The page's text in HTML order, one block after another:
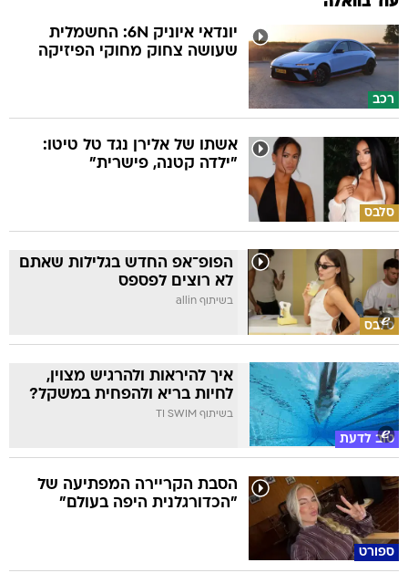
רכב
יונדאי איוניק 6N: החשמלית
שעושה צחוק מחוקי הפיזיקה
סלבס
אשתו של אלירן נגד טל טיטו:
"ילדה קטנה, פישרית"
סלבס
הפופ־אפ החדש בגלילות שאתם
לא רוצים לפספס
בשיתוף allin
טוב לדעת
איך להיראות ולהרגיש מצוין,
לחיות בריא ולהפחית במשקל?
בשיתוף TI SWIM
ספורט
הסבת הקריירה המפתיעה של
"הכדורגלנית היפה בעולם"